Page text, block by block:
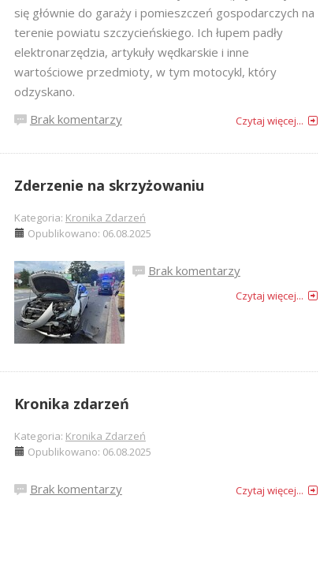
się głównie do garaży i pomieszczeń gospodarczych na
terenie powiatu szczycieńskiego. Ich łupem padły
elektronarzędzia, artykuły wędkarskie i inne
wartościowe przedmioty, w tym motocykl, który
odzyskano.
Brak komentarzy
Czytaj więcej...
Zderzenie na skrzyżowaniu
Kategoria: Kronika Zdarzeń
Opublikowano: 06.08.2025
Brak komentarzy
Czytaj więcej...
Kronika zdarzeń
Kategoria: Kronika Zdarzeń
Opublikowano: 06.08.2025
Brak komentarzy Czytaj więcej...